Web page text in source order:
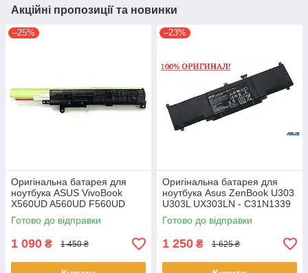
Акційні пропозиції та новинки
–25%
Оригінальна батарея для
ноутбука ASUS VivoBook
X560UD A560UD F560UD
K560UD R562UD - A31N1730
Готово до відправки
1 090 ₴ 1 450 ₴
–23%
Оригінальна батарея для
ноутбука Asus ZenBook U303
U303L UX303LN - C31N1339
(+11.31 V 50Wh) АКБ
Готово до відправки
1 250 ₴ 1 625 ₴